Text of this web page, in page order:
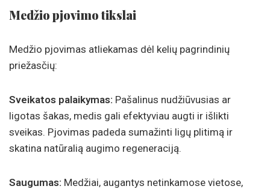
Medžio pjovimo tikslai
Medžio pjovimas atliekamas dėl kelių pagrindinių
priežasčių:
Sveikatos palaikymas: Pašalinus nudžiūvusias ar
ligotas šakas, medis gali efektyviau augti ir išlikti
sveikas. Pjovimas padeda sumažinti ligų plitimą ir
skatina natūralią augimo regeneraciją.
Saugumas: Medžiai, augantys netinkamose vietose,